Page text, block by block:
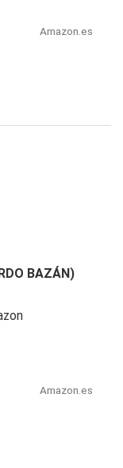
Amazon.es
BAZÁN)
Amazon.es